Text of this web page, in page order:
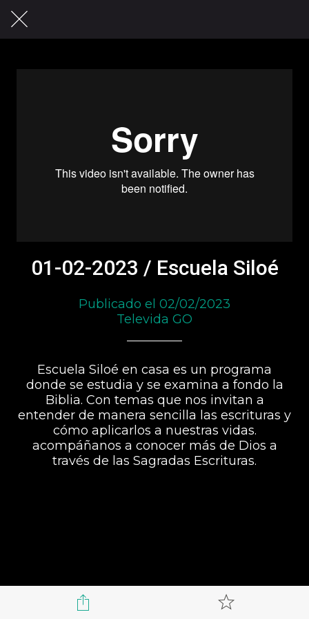
01-02-2023 / Escuela Siloé
Publicado el 02/02/2023
Televida GO
Escuela Siloé en casa es un programa
donde se estudia y se examina a fondo la
Biblia. Con temas que nos invitan a
entender de manera sencilla las escrituras y
cómo aplicarlos a nuestras vidas.
acompáñanos a conocer más de Dios a
través de las Sagradas Escrituras.